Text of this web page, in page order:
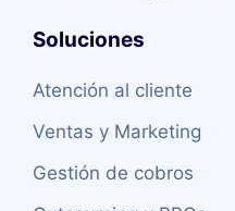
Soluciones
Atención al cliente
Ventas y Marketing
Gestión de cobros